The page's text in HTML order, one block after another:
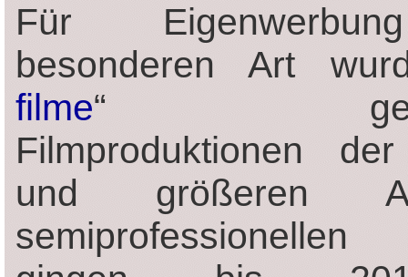
Für
besonderen Art
filme“
Filmproduktionen
und größeren
semiprofessionellen